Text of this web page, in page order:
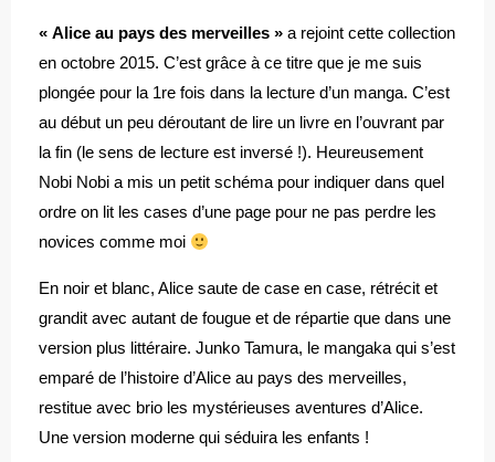
« Alice au pays des merveilles » a rejoint cette collection
en octobre 2015. C’est grâce à ce titre que je me suis
plongée pour la 1re fois dans la lecture d’un manga. C’est
au début un peu déroutant de lire un livre en l’ouvrant par
la fin (le sens de lecture est inversé !). Heureusement
Nobi Nobi a mis un petit schéma pour indiquer dans quel
ordre on lit les cases d’une page pour ne pas perdre les
novices comme moi
En noir et blanc, Alice saute de case en case, rétrécit et
grandit avec autant de fougue et de répartie que dans une
version plus littéraire. Junko Tamura, le mangaka qui s’est
emparé de l’histoire d’Alice au pays des merveilles,
restitue avec brio les mystérieuses aventures d’Alice.
Une version moderne qui séduira les enfants !